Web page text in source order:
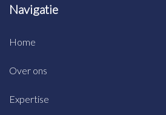
Navigatie
Home
Over ons
Expertise